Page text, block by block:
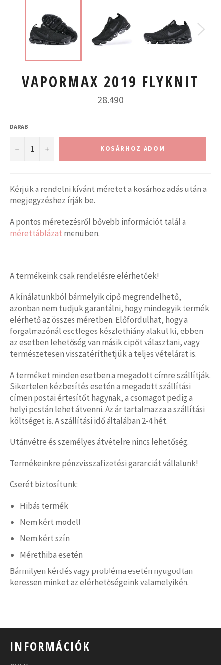
VAPORMAX 2019 FLYKNIT
Normál
ár
28.490
DARAB
− + KOSÁRHOZ ADOM
Kérjük a rendelni kívánt méretet a kosárhoz adás után a
megjegyzéshez írják be.
A pontos méretezésről bővebb információt talál a
mérettáblázat menüben.
A termékeink csak rendelésre elérhetőek!
A kínálatunkból bármelyik cipő megrendelhető,
azonban nem tudjuk garantálni, hogy mindegyik termék
elérhető az összes méretben. Előfordulhat, hogy a
forgalmazónál esetleges készlethiány alakul ki, ebben
az esetben lehetőség van másik cipőt választani, vagy
természetesen visszatéríthetjük a teljes vételárat is.
A terméket minden esetben a megadott címre szállítják.
Sikertelen kézbesítés esetén a megadott szállítási
címen postai értesítőt hagynak, a csomagot pedig a
helyi postán lehet átvenni. Az ár tartalmazza a szállítási
költséget is. A szállítási idő általában 2-4 hét.
Utánvétre és személyes átvételre nincs lehetőség.
Termékeinkre pénzvisszafizetési garanciát vállalunk!
Cserét biztosítunk:
Hibás termék
Nem kért modell
Nem kért szín
Mérethiba esetén
Bármilyen kérdés vagy probléma esetén nyugodtan
keressen minket az elérhetőségeink valamelyikén.
INFORMÁCIÓK